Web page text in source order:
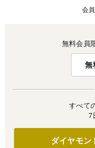
会
無料会員
無
すべて
7
ダイヤモン